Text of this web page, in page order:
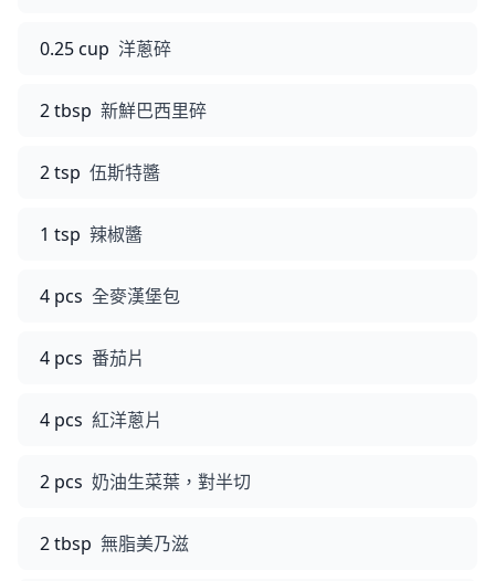
0.25 cup 洋蔥碎
2 tbsp 新鮮巴西里碎
2 tsp 伍斯特醬
1 tsp 辣椒醬
4 pcs 全麥漢堡包
4 pcs 番茄片
4 pcs 紅洋蔥片
2 pcs 奶油生菜葉，對半切
2 tbsp 無脂美乃滋